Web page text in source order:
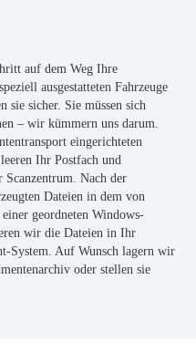
auf dem Weg Ihre
ausgestatteten Fahrzeuge
sie sicher. Sie müssen sich
– wir kümmern uns darum.
eingerichteten
Ihr Postfach und
Scanzentrum. Nach der
Dateien in dem von
geordneten Windows-
wir die Dateien in Ihr
System. Auf Wunsch lagern wir
oder stellen sie